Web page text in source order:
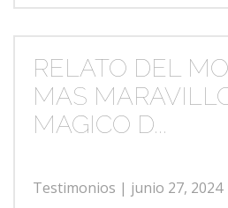
RELATO DEL
MAS
MAGICO D...
Testimonios | junio 27, 2024